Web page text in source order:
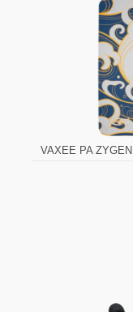
VAXEE PA ZYGEN